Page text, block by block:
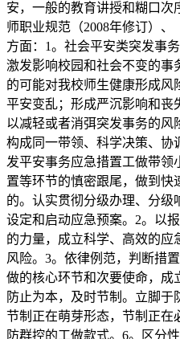
安，一般的教育讲授和糊口
师职业规范（2008年修订）
方面：1。社会平安类突发事
激发影响校园和社会不变的事
的可能对我校师生健康形成
平安变乱；形成严沉影响和丧
以减轻或者消弭突发事务的
构成同一带领、科学决策、协
发平安事务应急措置工做带
置等环节的慎密跟尾，做到
的。认实贯彻分级办理、分
设定和启动应急预案。2。以
的力量，成立科学、高效的
风险。3。依律例范，判断措
做的核心环节和次要使命，成
防止为本，及时节制。立脚
节制正在萌芽形态，节制正在
防群控的工做款式。6。区分